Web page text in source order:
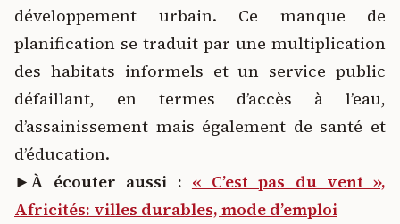
développement urbain. Ce manque de
planification se traduit par une multiplication
des habitats informels et un service public
défaillant, en termes d’accès à l’eau,
d’assainissement mais également de santé et
d’éducation.
► À écouter aussi : « C’est pas du vent »,
Africités: villes durables, mode d’emploi